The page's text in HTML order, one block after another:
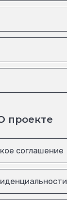
проекте
соглашение